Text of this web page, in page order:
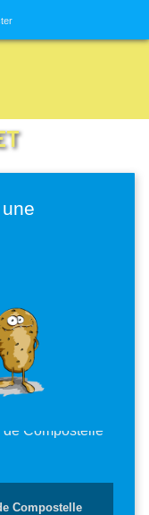
Compostelle